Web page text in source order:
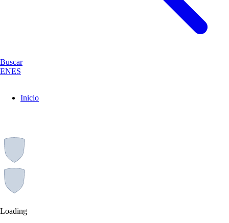
Buscar
ENES
Inicio
Loading